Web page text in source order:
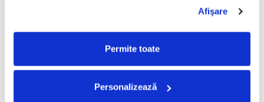
Afişare
Permite toate
Personalizează
PRODUSE ALTERNATIVE
(Caseta Audio)
(Casetă Audio)